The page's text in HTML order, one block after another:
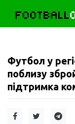
FOOTBALL
Футбол у
поблизу
підтримка